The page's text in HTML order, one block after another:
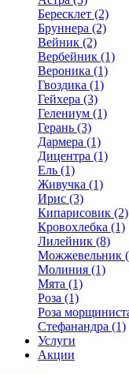
Бересклет (2)
Бруннера (2)
Вейник (2)
Вербейник (1)
Вероника (1)
Гвоздика (1)
Гейхера (3)
Гелениум (1)
Герань (3)
Дармера (1)
Дицентра (1)
Ель (1)
Живучка (1)
Ирис (3)
Кипарисовик (2)
Кровохлебка (1)
Лилейник (8)
Можжевельник
Молиния (1)
Мята (1)
Роза (1)
Роза
Стефанандра (1)
Услуги
Акции